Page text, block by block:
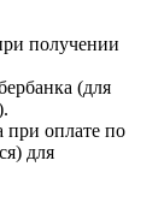
получении
(для
при оплате по
для